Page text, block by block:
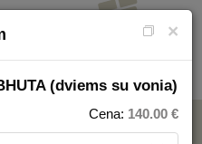
SPA
×
(dviems su vonia)
Cena: 140.00 €